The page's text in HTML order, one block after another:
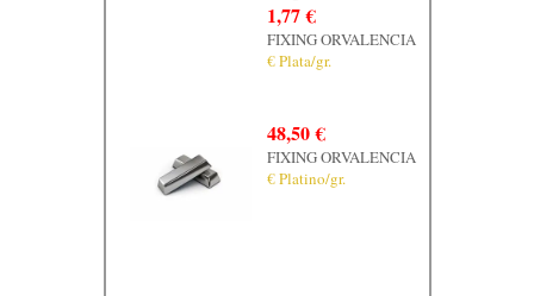
1,77 €
FIXING ORVALENCIA
€ Plata/gr.
48,50 €
FIXING ORVALENCIA
€ Platino/gr.